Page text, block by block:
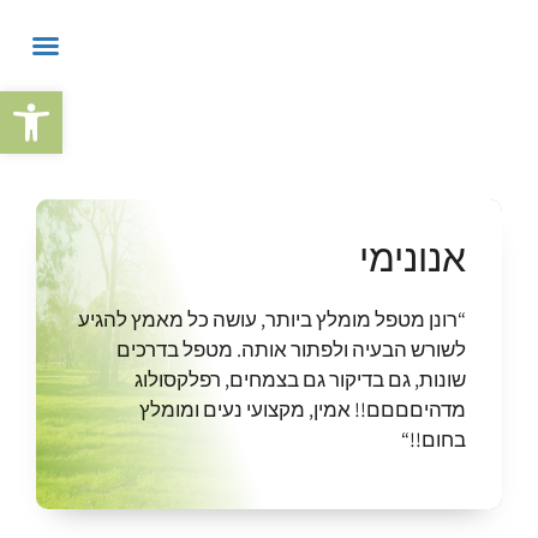
אנונימי
“רונן מטפל מומלץ ביותר, עושה כל מאמץ להגיע
לשורש הבעיה ולפתור אותה. מטפל בדרכים
שונות, גם בדיקור גם בצמחים, רפלקסולוג
מדהיםםםם!! אמין, מקצועי נעים ומומלץ
בחום!!“